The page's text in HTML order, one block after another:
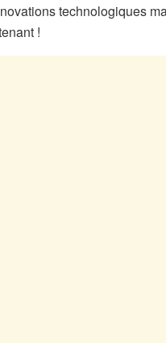
technologiques
!